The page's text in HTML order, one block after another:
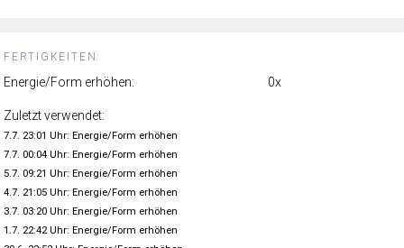
FERTIGKEITEN:
Energie/Form erhöhen: 0x
Zuletzt verwendet:
7.7. 23:01 Uhr: Energie/Form erhöhen
7.7. 00:04 Uhr: Energie/Form erhöhen
5.7. 09:21 Uhr: Energie/Form erhöhen
4.7. 21:05 Uhr: Energie/Form erhöhen
3.7. 03:20 Uhr: Energie/Form erhöhen
1.7. 22:42 Uhr: Energie/Form erhöhen